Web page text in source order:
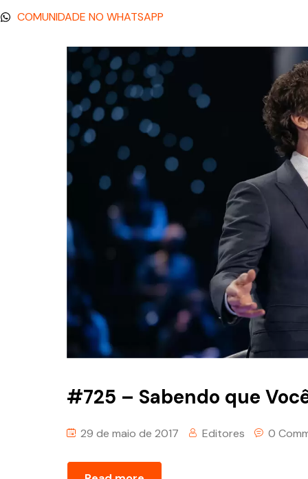
COMUNIDADE NO WHATSAPP
#725 – Sabendo que
29 de maio de 2017 Editores 0